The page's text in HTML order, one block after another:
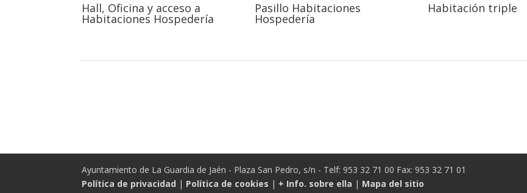
Hall, Oficina y acceso a
Habitaciones Hospedería
Pasillo Habitaciones
Hospedería
Habitación triple
Ayuntamiento de La Guardia de Jaén - Plaza San Pedro, s/n - Telf: 953 32 71 00 Fax: 953 32 71 01
Política de privacidad | Política de cookies | + Info. sobre ella | Mapa del sitio